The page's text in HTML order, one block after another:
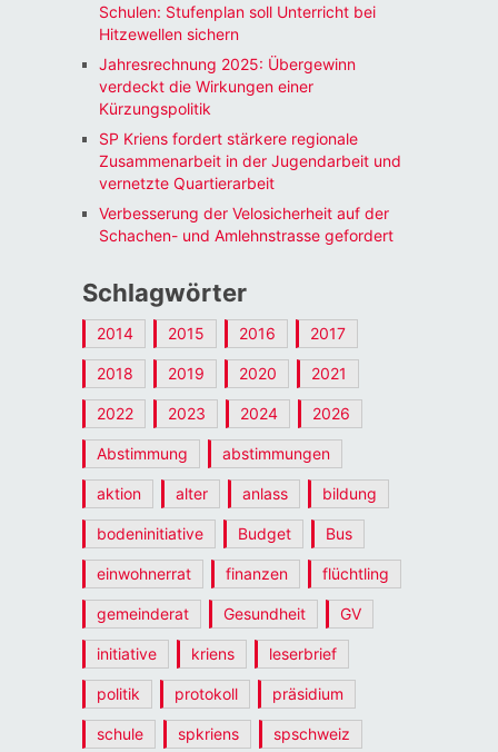
Schulen: Stufenplan soll Unterricht bei
Hitzewellen sichern
Jahresrechnung 2025: Übergewinn
verdeckt die Wirkungen einer
Kürzungspolitik
SP Kriens fordert stärkere regionale
Zusammenarbeit in der Jugendarbeit und
vernetzte Quartierarbeit
Verbesserung der Velosicherheit auf der
Schachen- und Amlehnstrasse gefordert
Schlagwörter
2014 2015 2016 2017
2018 2019 2020 2021
2022 2023 2024 2026
Abstimmung abstimmungen
aktion alter anlass bildung
bodeninitiative Budget Bus
einwohnerrat finanzen flüchtling
gemeinderat Gesundheit GV
initiative kriens leserbrief
politik protokoll präsidium
schule spkriens spschweiz